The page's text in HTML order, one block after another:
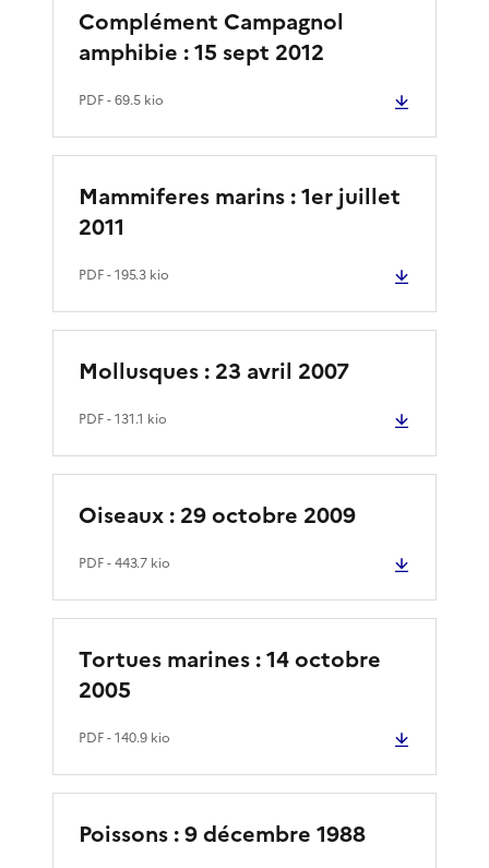
Complément Campagnol
amphibie : 15 sept 2012
PDF- 69.5 kio
Mammiferes marins : 1er juillet
2011
PDF- 195.3 kio
Mollusques : 23 avril 2007
PDF- 131.1 kio
Oiseaux : 29 octobre 2009
PDF- 443.7 kio
Tortues marines : 14 octobre
2005
PDF- 140.9 kio
Poissons : 9 décembre 1988